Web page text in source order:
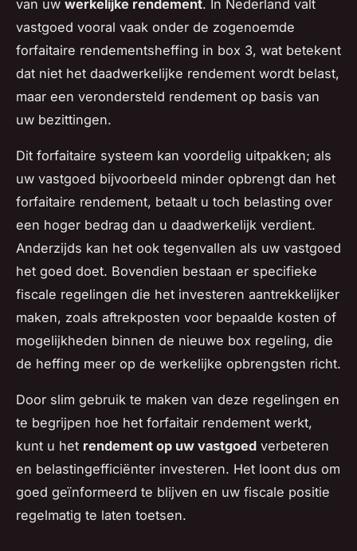
van uw werkelijke rendement. In Nederland valt
vastgoed vooral vaak onder de zogenoemde
forfaitaire rendementsheffing in box 3, wat betekent
dat niet het daadwerkelijke rendement wordt belast,
maar een verondersteld rendement op basis van
uw bezittingen.
Dit forfaitaire systeem kan voordelig uitpakken; als
uw vastgoed bijvoorbeeld minder opbrengt dan het
forfaitaire rendement, betaalt u toch belasting over
een hoger bedrag dan u daadwerkelijk verdient.
Anderzijds kan het ook tegenvallen als uw vastgoed
het goed doet. Bovendien bestaan er specifieke
fiscale regelingen die het investeren aantrekkelijker
maken, zoals aftrekposten voor bepaalde kosten of
mogelijkheden binnen de nieuwe box regeling, die
de heffing meer op de werkelijke opbrengsten richt.
Door slim gebruik te maken van deze regelingen en
te begrijpen hoe het forfaitair rendement werkt,
kunt u het rendement op uw vastgoed verbeteren
en belastingefficiënter investeren. Het loont dus om
goed geïnformeerd te blijven en uw fiscale positie
regelmatig te laten toetsen.